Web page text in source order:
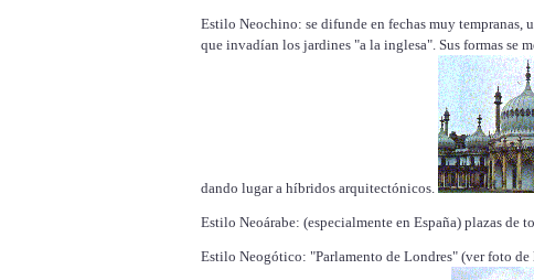
Estilo Neochino: se difunde en fechas muy tempranas,
que invadían los jardines "a la inglesa". Sus formas se
dando lugar a híbridos arquitectónicos.
Estilo Neoárabe: (especialmente en España) plazas de
Estilo Neogótico: "Parlamento de Londres" (ver foto